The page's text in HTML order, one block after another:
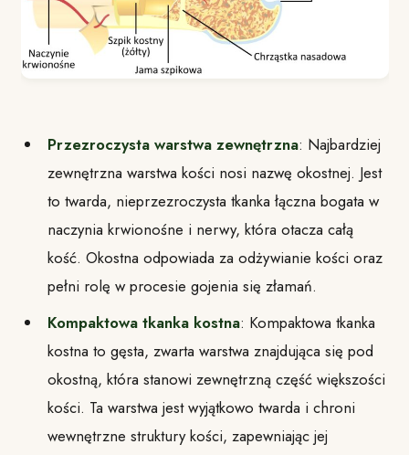
Przezroczysta warstwa zewnętrzna: Najbardziej
zewnętrzna warstwa kości nosi nazwę okostnej. Jest
to twarda, nieprzezroczysta tkanka łączna bogata w
naczynia krwionośne i nerwy, która otacza całą
kość. Okostna odpowiada za odżywianie kości oraz
pełni rolę w procesie gojenia się złamań.
Kompaktowa tkanka kostna: Kompaktowa tkanka
kostna to gęsta, zwarta warstwa znajdująca się pod
okostną, która stanowi zewnętrzną część większości
kości. Ta warstwa jest wyjątkowo twarda i chroni
wewnętrzne struktury kości, zapewniając jej